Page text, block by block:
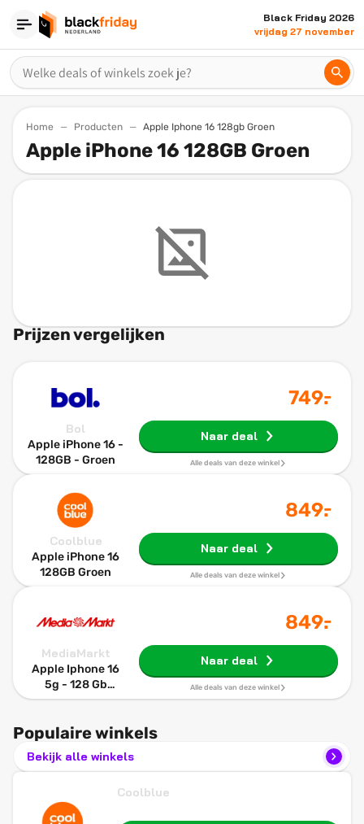
Black Friday 2026
vrijdag 27 november
Home Producten Apple Iphone 16 128gb Groen
Apple iPhone 16 128GB Groen
Prijzen vergelijken
Bol
Apple iPhone 16 -
128GB - Groen
749.
-
Naar deal
Alle deals van deze winkel
Coolblue
Apple iPhone 16
128GB Groen
849.
-
Naar deal
Alle deals van deze winkel
MediaMarkt
Apple Iphone 16
5g - 128 Gb
Blauwgroen
849.
-
Naar deal
Alle deals van deze winkel
Populaire winkels
Bekijk alle winkels
Coolblue